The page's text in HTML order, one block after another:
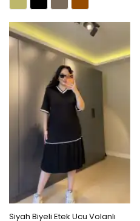
Siyah Biyeli Etek Ucu Volanlı